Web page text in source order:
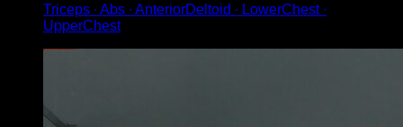
Triceps ∙ Abs ∙ AnteriorDeltoid ∙ LowerChest ∙
UpperChest